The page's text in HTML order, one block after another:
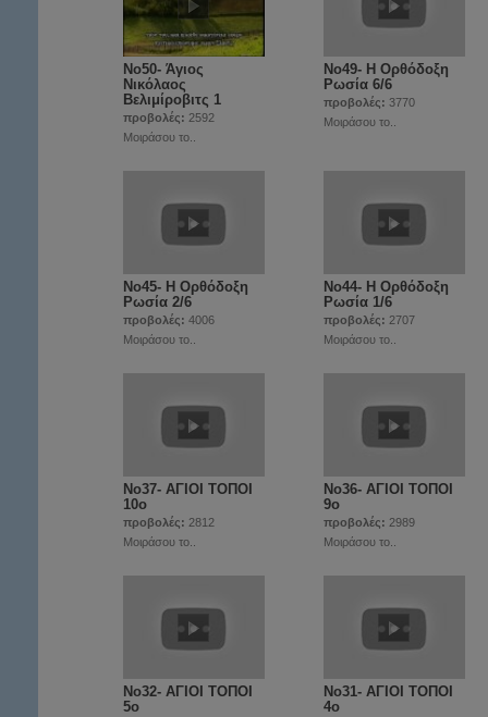
Νο50- Άγιος
Νικόλαος
Βελιμίροβιτς 1
προβολές: 2592
Μοιράσου το..
Νο49- Η Ορθόδοξη
Ρωσία 6/6
προβολές: 3770
Μοιράσου το..
Νο45- Η Ορθόδοξη
Ρωσία 2/6
προβολές: 4006
Μοιράσου το..
Νο44- Η Ορθόδοξη
Ρωσία 1/6
προβολές: 2707
Μοιράσου το..
Νο37- ΑΓΙΟΙ ΤΟΠΟΙ
10ο
προβολές: 2812
Μοιράσου το..
Νο36- ΑΓΙΟΙ ΤΟΠΟΙ
9ο
προβολές: 2989
Μοιράσου το..
Νο32- ΑΓΙΟΙ ΤΟΠΟΙ
5ο
Νο31- ΑΓΙΟΙ ΤΟΠΟΙ
4ο